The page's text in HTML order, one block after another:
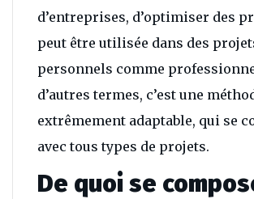
d’entreprises, d’optimiser des
peut être utilisée dans des
personnels comme
d’autres termes, c’est une
extrêmement adaptable, qui se
avec tous types de projets.
De quoi se